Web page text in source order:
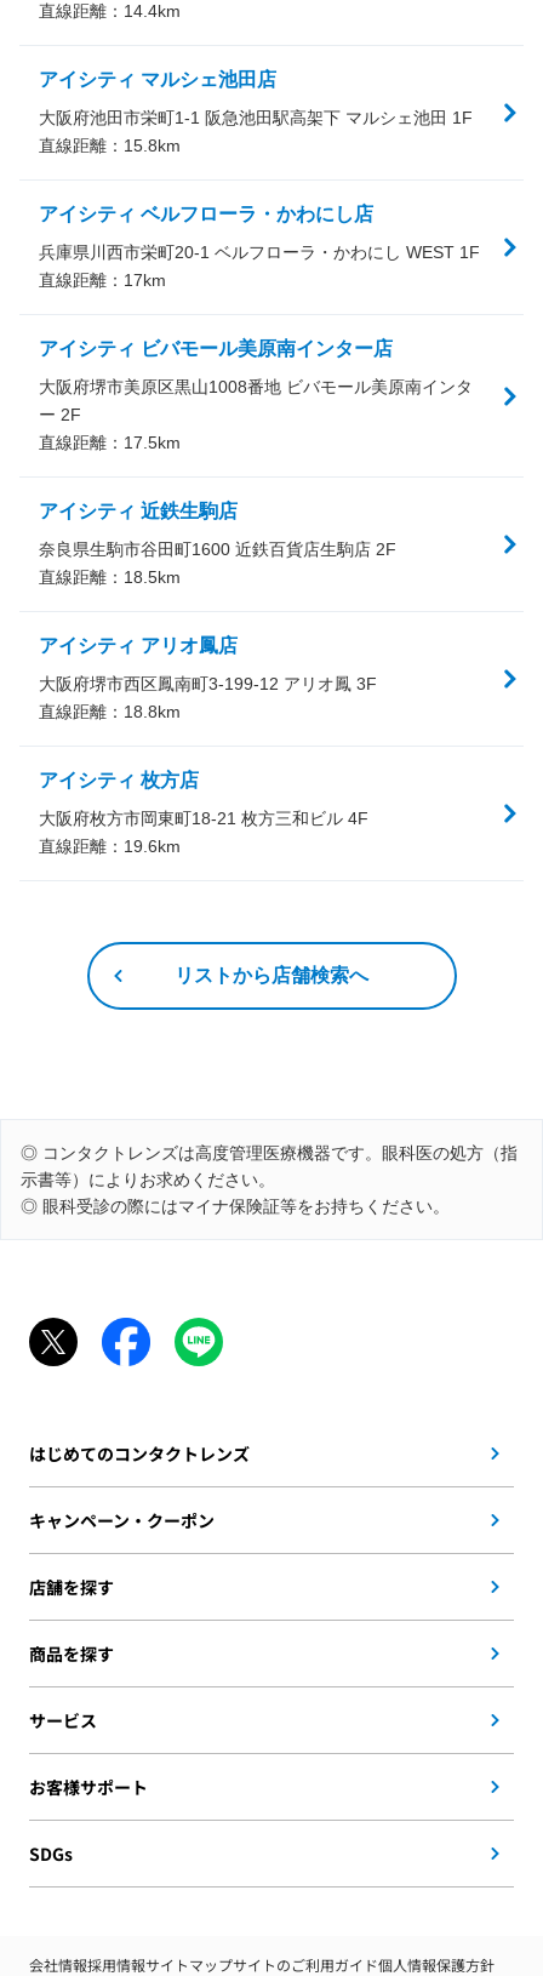
直線距離： 14.4km
アイシティ マルシェ池田店
大阪府池田市栄町1-1 阪急池田駅高架下 マルシェ池田 1F
直線距離： 15.8km
アイシティ ベルフローラ・かわにし店
兵庫県川西市栄町20-1 ベルフローラ・かわにし WEST 1F
直線距離： 17km
アイシティ ビバモール美原南インター店
大阪府堺市美原区黒山1008番地 ビバモール美原南インタ
ー 2F
直線距離： 17.5km
アイシティ 近鉄生駒店
奈良県生駒市谷田町1600 近鉄百貨店生駒店 2F
直線距離： 18.5km
アイシティ アリオ鳳店
大阪府堺市西区鳳南町3-199-12 アリオ鳳 3F
直線距離： 18.8km
アイシティ 枚方店
大阪府枚方市岡東町18-21 枚方三和ビル 4F
直線距離： 19.6km
リストから店舗検索へ
◎ コンタクトレンズは高度管理医療機器です。眼科医の処方（指
示書等）によりお求めください。
◎ 眼科受診の際にはマイナ保険証等をお持ちください。
はじめてのコンタクトレンズ
キャンペーン・クーポン
店舗を探す
商品を探す
サービス
お客様サポート
SDGs
会社情報採用情報サイトマップサイトのご利用ガイド個人情報保護方針